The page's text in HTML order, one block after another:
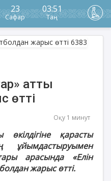
23
Сафар
03:51
Таң
атты
өтті
Оқу 1 минут
қарасты
ұйымдастыруымен
арасында «Елін
жарыс өтті.